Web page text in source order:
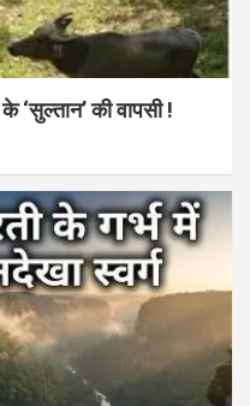
‘सुल्तान’ की वापसी !